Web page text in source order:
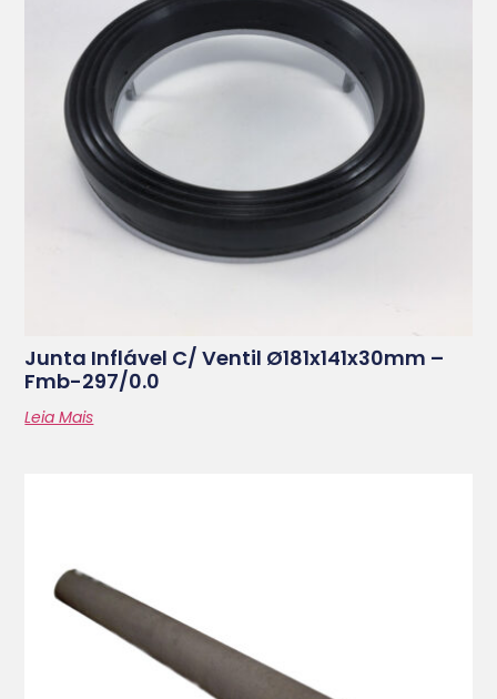
Junta Inflável C/ Ventil Ø181x141x30mm –
Fmb-297/0.0
Leia Mais